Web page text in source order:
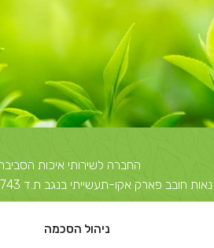
ניהול הסכמה
החברה לשירותי איכות
אקו-תעשייתי בנגב ת.ד 5743, באר שבע 84156 טל: 08-6503700